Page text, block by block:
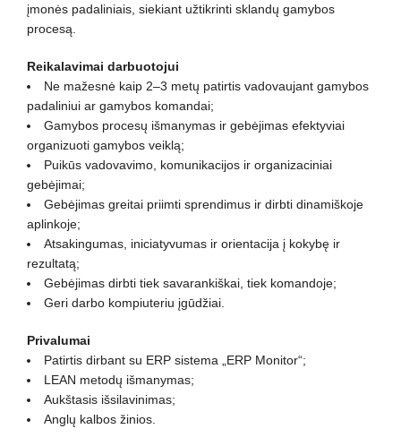
įmonės padaliniais, siekiant užtikrinti sklandų gamybos
procesą.
Reikalavimai darbuotojui
Ne mažesnė kaip 2–3 metų patirtis vadovaujant gamybos
padaliniui ar gamybos komandai;
Gamybos procesų išmanymas ir gebėjimas efektyviai
organizuoti gamybos veiklą;
Puikūs vadovavimo, komunikacijos ir organizaciniai
gebėjimai;
Gebėjimas greitai priimti sprendimus ir dirbti dinamiškoje
aplinkoje;
Atsakingumas, iniciatyvumas ir orientacija į kokybę ir
rezultatą;
Gebėjimas dirbti tiek savarankiškai, tiek komandoje;
Geri darbo kompiuteriu įgūdžiai.
Privalumai
Patirtis dirbant su ERP sistema „ERP Monitor“;
LEAN metodų išmanymas;
Aukštasis išsilavinimas;
Anglų kalbos žinios.